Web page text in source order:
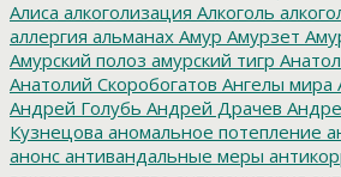
Алиса алкоголизация Алкоголь
аллергия альманах Амур Амурзет
Амурский полоз амурский тигр
Анатолий Скоробогатов Ангелы мира
Андрей Голубь Андрей Драчев
Кузнецова аномальное потепление
анонс антивандальные меры